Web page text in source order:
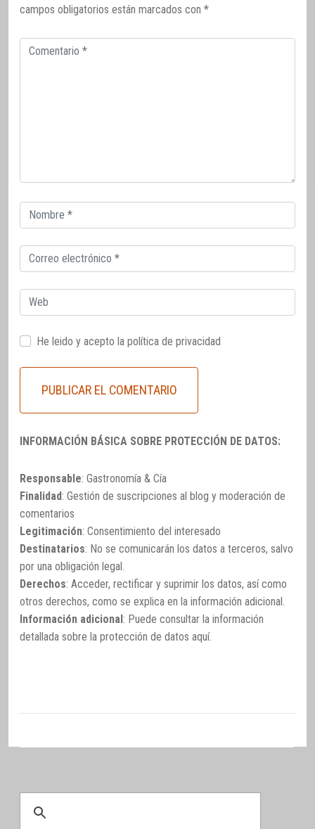
campos obligatorios están marcados con *
Comentario
Correo
electrónico
Correo
electrónico
Web
He leido y acepto la política de privacidad
INFORMACIÓN BÁSICA SOBRE PROTECCIÓN DE DATOS:
Responsable: Gastronomía & Cía
Finalidad: Gestión de suscripciones al blog y moderación de
comentarios
Legitimación: Consentimiento del interesado
Destinatarios: No se comunicarán los datos a terceros, salvo
por una obligación legal.
Derechos: Acceder, rectificar y suprimir los datos, así como
otros derechos, como se explica en la información adicional.
Información adicional: Puede consultar la información
detallada sobre la protección de datos aquí.